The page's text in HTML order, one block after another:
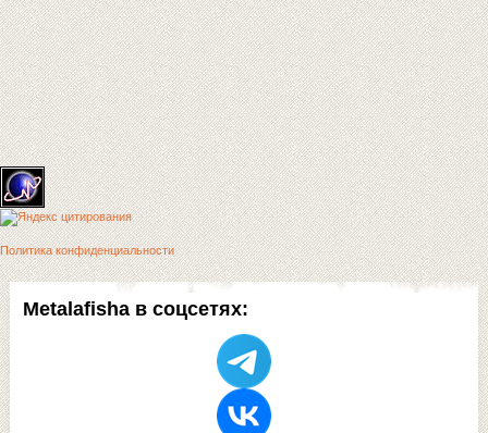
Metalafisha в соцсетях:
Политика конфиденциальности